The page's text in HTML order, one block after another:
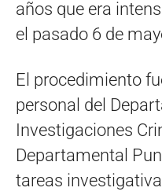
años que era
el pasado 6 de
El procedimiento
personal del
Investigaciones
Departamental
tareas